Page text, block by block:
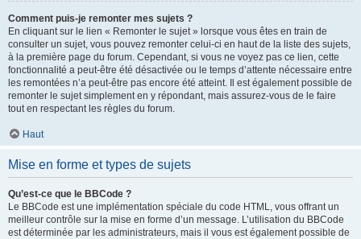
Comment puis-je remonter mes sujets ?
En cliquant sur le lien « Remonter le sujet » lorsque vous êtes en train de
consulter un sujet, vous pouvez remonter celui-ci en haut de la liste des sujets,
à la première page du forum. Cependant, si vous ne voyez pas ce lien, cette
fonctionnalité a peut-être été désactivée ou le temps d’attente nécessaire entre
les remontées n’a peut-être pas encore été atteint. Il est également possible de
remonter le sujet simplement en y répondant, mais assurez-vous de le faire
tout en respectant les règles du forum.
Haut
Mise en forme et types de sujets
Qu’est-ce que le BBCode ?
Le BBCode est une implémentation spéciale du code HTML, vous offrant un
meilleur contrôle sur la mise en forme d’un message. L’utilisation du BBCode
est déterminée par les administrateurs, mais il vous est également possible de